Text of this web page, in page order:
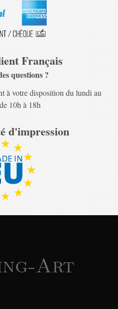
Français
questions ?
à votre disposition du lundi au
10h à 18h
d'impression
Art